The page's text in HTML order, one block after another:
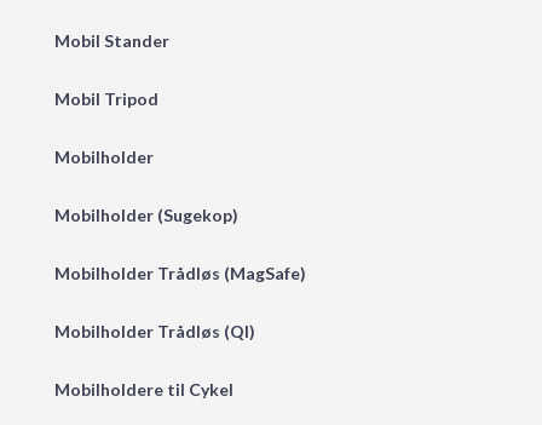
Mobil Stander
Mobil Tripod
Mobilholder
Mobilholder (Sugekop)
Mobilholder Trådløs (MagSafe)
Mobilholder Trådløs (QI)
Mobilholdere til Cykel